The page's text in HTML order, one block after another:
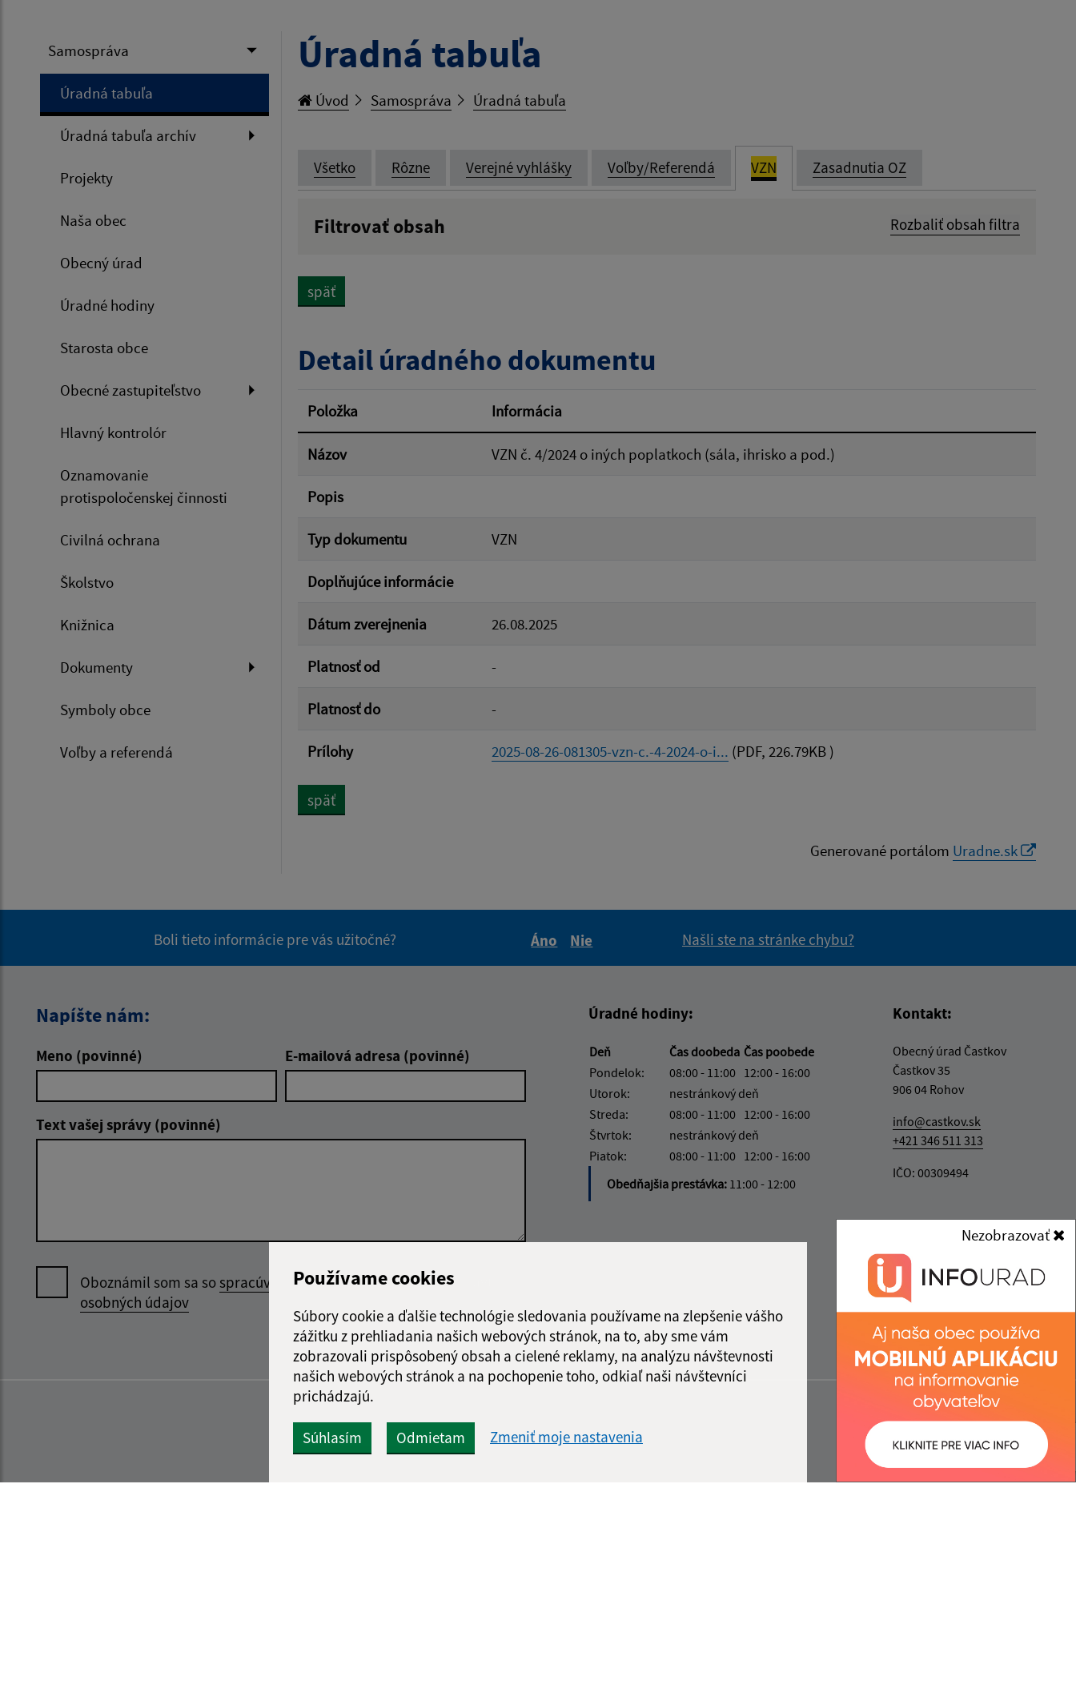
Používame cookies
Súbory cookie a ďalšie technológie sledovania používame na zlepšenie vášho
zážitku z prehliadania našich webových stránok, na to, aby sme vám
zobrazovali prispôsobený obsah a cielené reklamy, na analýzu návštevnosti
našich webových stránok a na pochopenie toho, odkiaľ naši návštevníci
prichádzajú.
Súhlasím Odmietam Zmeniť moje nastavenia
Nezobrazovať
Samospráva
Úradná tabuľa
Úradná tabuľa archív
Projekty
Naša obec
Obecný úrad
Úradné hodiny
Starosta obce
Obecné zastupiteľstvo
Hlavný kontrolór
Oznamovanie
protispoločenskej činnosti
Civilná ochrana
Školstvo
Knižnica
Dokumenty
Symboly obce
Voľby a referendá
Úradná tabuľa
Úvod Samospráva Úradná tabuľa
Všetko Rôzne Verejné vyhlášky Voľby/Referendá VZN Zasadnutia OZ
Filtrovať obsah Rozbaliť obsah filtra
Filtrovať
späť
Detail úradného dokumentu
Položka Informácia
Názov VZN č. 4/2024 o iných poplatkoch (sála, ihrisko a pod.)
Popis
Typ dokumentu VZN
Doplňujúce informácie
Dátum zverejnenia 26.08.2025
Platnosť od -
Platnosť do -
Prílohy 2025-08-26-081305-vzn-c.-4-2024-o-i... (PDF, 226.79KB )
späť
Generované portálom Uradne.sk
Boli tieto informácie pre vás užitočné?
Áno
Nie
Našli ste na stránke chybu?
Napíšte nám:
Meno (povinné) E-mailová adresa (povinné)
Text vašej správy (povinné)
Oboznámil som sa sospracúvaním
osobných údajov
Google reCaptcha Response
Odoslať správu
Úradné hodiny:
Deň Čas doobeda Čas poobede
Pondelok:
08:00 - 11:00 12:00 - 16:00
Utorok:
nestránkový deň
Streda:
08:00 - 11:00 12:00 - 16:00
Štvrtok:
nestránkový deň
Piatok:
08:00 - 11:00 12:00 - 16:00
Obedňajšia prestávka: 11:00 - 12:00
Kontakt:
Obecný úrad Častkov
Častkov 35
906 04 Rohov
info@castkov.sk
+421 346 511 313
IČO: 00309494